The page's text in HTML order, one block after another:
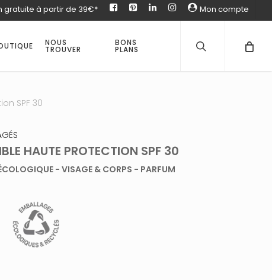
gratuite à partir de 39€* facebook
pinterest
LinkedinstagramMon compte
NOUS
TROUVER
BONS
PLANS
recherche
SPF 30
HAUTE PROTECTION SPF 30
- VISAGE & CORPS - PARFUM